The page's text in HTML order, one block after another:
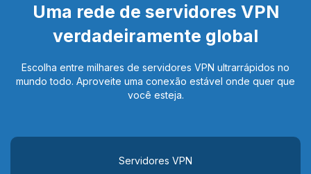
Uma rede de servidores VPN
verdadeiramente global
Escolha entre milhares de servidores VPN ultrarrápidos no
mundo todo. Aproveite uma conexão estável onde quer que
você esteja.
Servidores VPN